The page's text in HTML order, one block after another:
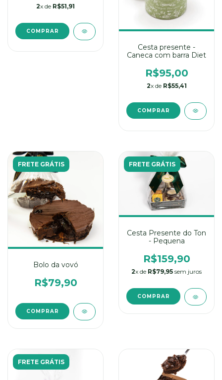
2x de R$51,91
Cesta presente -
Caneca com barra Diet
R$95,00
2x de R$55,41
FRETE GRÁTIS
Bolo da vovó
R$79,90
COMPRAR
FRETE GRÁTIS
Cesta Presente do Ton
- Pequena
R$159,90
2x de R$79,95 sem juros
COMPRAR
FRETE GRÁTIS